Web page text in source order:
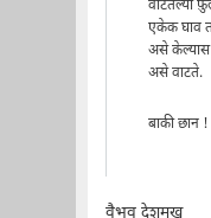
वाटेतल्या
एकेक घाव
असे केल्यास
असे वाटते.
बाकी छान !